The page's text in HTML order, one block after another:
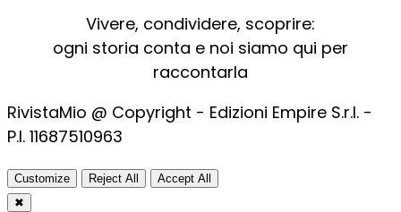
Vivere, condividere, scoprire:
ogni storia conta e noi siamo qui per
raccontarla
RivistaMio @ Copyright - Edizioni Empire S.r.l. -
P.I. 11687510963​
Customize Reject All
Accept All
✖